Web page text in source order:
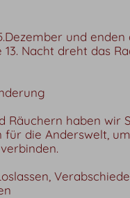
und
Nacht dreht das
Räuchern haben wir
die Anderswelt,